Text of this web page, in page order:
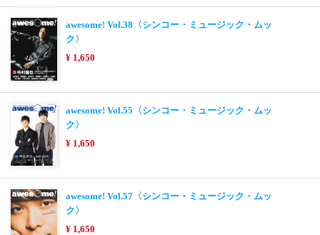
awesome! Vol.38〈シンコー・ミュージック・ムッ
ク〉
¥ 1,650
awesome! Vol.55〈シンコー・ミュージック・ムッ
ク〉
¥ 1,650
awesome! Vol.57〈シンコー・ミュージック・ムッ
ク〉
¥ 1,650